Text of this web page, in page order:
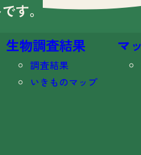
す。
生物調査結果
調査結果
いきものマップ
マ